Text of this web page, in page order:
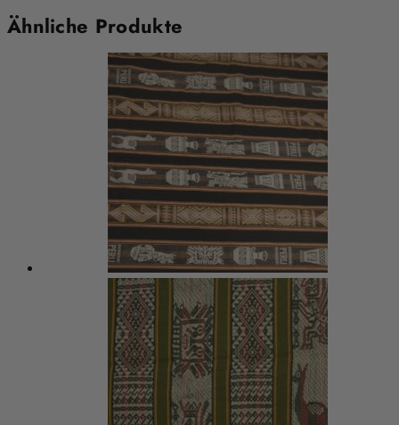
Ähnliche Produkte